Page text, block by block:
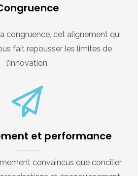
congruence, cet alignement qui
fait repousser les limites de
l’innovation.
et performance
convaincus que concilier